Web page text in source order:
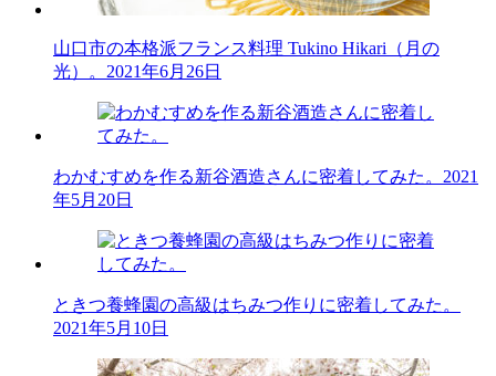
山口市の本格派フランス料理 Tukino Hikari（月の
光）。 2021年6月26日
わかむすめを作る新谷酒造さんに密着してみた。 2021
年5月20日
ときつ養蜂園の高級はちみつ作りに密着してみた。
2021年5月10日